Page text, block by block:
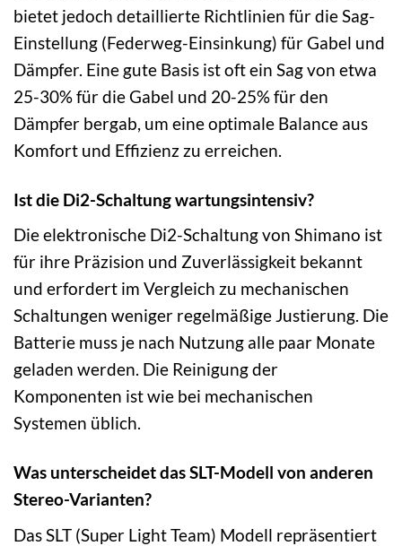
bietet jedoch detaillierte Richtlinien für die Sag-
Einstellung (Federweg-Einsinkung) für Gabel und
Dämpfer. Eine gute Basis ist oft ein Sag von etwa
25-30% für die Gabel und 20-25% für den
Dämpfer bergab, um eine optimale Balance aus
Komfort und Effizienz zu erreichen.
Ist die Di2-Schaltung wartungsintensiv?
Die elektronische Di2-Schaltung von Shimano ist
für ihre Präzision und Zuverlässigkeit bekannt
und erfordert im Vergleich zu mechanischen
Schaltungen weniger regelmäßige Justierung. Die
Batterie muss je nach Nutzung alle paar Monate
geladen werden. Die Reinigung der
Komponenten ist wie bei mechanischen
Systemen üblich.
Was unterscheidet das SLT-Modell von anderen
Stereo-Varianten?
Das SLT (Super Light Team) Modell repräsentiert